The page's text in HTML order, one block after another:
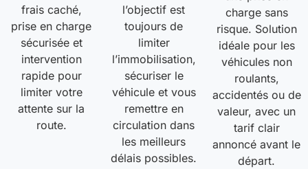
frais caché,
prise en charge
sécurisée et
intervention
rapide pour
limiter votre
attente sur la
route.
l’objectif est
toujours de
limiter
l’immobilisation,
sécuriser le
véhicule et vous
remettre en
circulation dans
les meilleurs
délais possibles.
charge sans
risque. Solution
idéale pour les
véhicules non
roulants,
accidentés ou de
valeur, avec un
tarif clair
annoncé avant le
départ.